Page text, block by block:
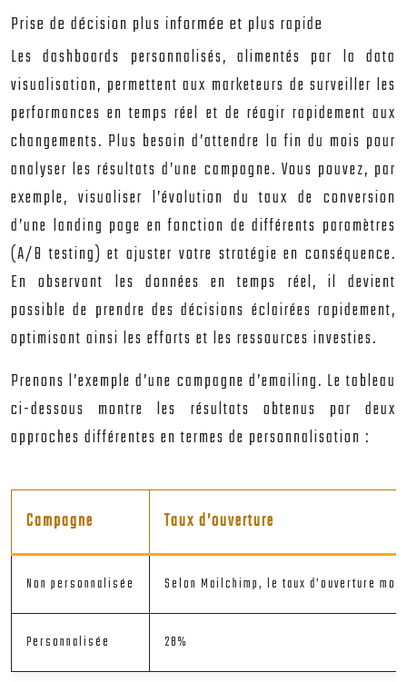
Prise de décision plus informée et plus rapide
Les dashboards personnalisés, alimentés par la data
visualisation, permettent aux marketeurs de surveiller les
performances en temps réel et de réagir rapidement aux
changements. Plus besoin d’attendre la fin du mois pour
analyser les résultats d’une campagne. Vous pouvez, par
exemple, visualiser l’évolution du taux de conversion
d’une landing page en fonction de différents paramètres
(A/B testing) et ajuster votre stratégie en conséquence.
En observant les données en temps réel, il devient
possible de prendre des décisions éclairées rapidement,
optimisant ainsi les efforts et les ressources investies.
Prenons l’exemple d’une campagne d’emailing. Le tableau
ci-dessous montre les résultats obtenus par deux
approches différentes en termes de personnalisation :
Campagne Taux d’ouverture
Non personnalisée Selon Mailchimp, le taux d’ouverture
Personnalisée 28%